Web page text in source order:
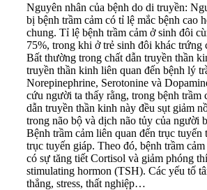
Nguyên nhân của bệnh do di truyền:
bị bệnh trầm cảm có tỉ lệ mắc bệnh cao
chung. Tỉ lệ bệnh trầm cảm ở sinh đôi
75%, trong khi ở trẻ sinh đôi khác trứng
Bất thường trong chất dẫn truyền thần
truyền thần kinh liên quan đến bệnh lý
Norepinephrine, Serotonine và
cứu người ta thấy rằng, trong bệnh trầm
dẫn truyền thần kinh này đều sụt giảm
trong não bộ và dịch não tủy của người
Bệnh trầm cảm liên quan đến trục tuyến
trục tuyến giáp. Theo đó, bệnh trầm
có sự tăng tiết Cortisol và giảm phóng
stimulating hormon (TSH). Các yếu tố
thẳng, stress, thất nghiệp…